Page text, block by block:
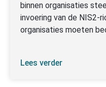
binnen organisaties
invoering van de NIS2-
organisaties moeten
Lees verder